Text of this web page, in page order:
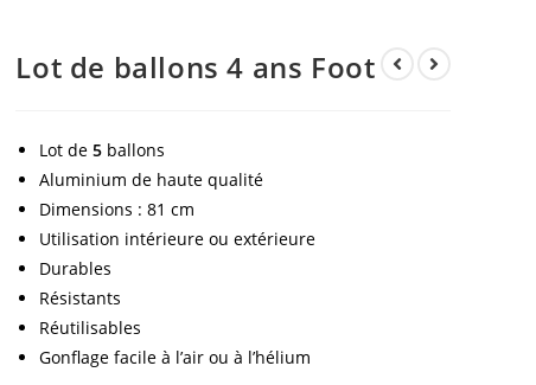
Lot de ballons 4 ans Foot
Lot de 5 ballons
Aluminium de haute qualité
Dimensions : 81 cm
Utilisation intérieure ou extérieure
Durables
Résistants
Réutilisables
Gonflage facile à l’air ou à l’hélium